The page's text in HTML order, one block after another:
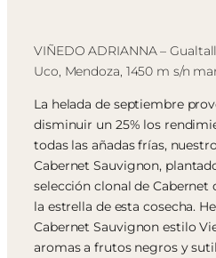
VIÑEDO ADRIANNA –
Uco, Mendoza, 1450 m s/n
La helada de septiembre
disminuir un 25% los
todas las añadas frías,
Cabernet Sauvignon,
selección clonal de Cabernet
la estrella de esta cosecha.
Cabernet Sauvignon estilo
aromas a frutos negros y